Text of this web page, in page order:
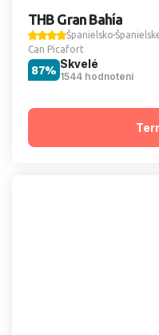
THB Gran Bahía
Španielsko
Can Picafort
Skvelé
1544 hodnotení
87%